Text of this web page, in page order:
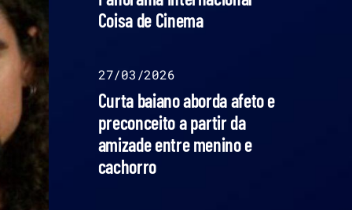
Coisa de Cinema
27/03/2026
Curta baiano aborda afeto e
preconceito a partir da
amizade entre menino e
cachorro